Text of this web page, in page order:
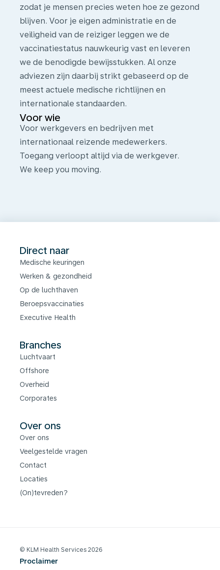
zodat je mensen precies weten hoe ze gezond
blijven. Voor je eigen administratie en de
veiligheid van de reiziger leggen we de
vaccinatiestatus nauwkeurig vast en leveren
we de benodigde bewijsstukken. Al onze
adviezen zijn daarbij strikt gebaseerd op de
meest actuele medische richtlijnen en
internationale standaarden.
Voor wie
Voor werkgevers en bedrijven met
internationaal reizende medewerkers.
Toegang verloopt altijd via de werkgever.
We keep you moving.
Direct naar
Medische keuringen
Werken & gezondheid
Op de luchthaven
Beroepsvaccinaties
Executive Health
Branches
Luchtvaart
Offshore
Overheid
Corporates
Over ons
Over ons
Veelgestelde vragen
Contact
Locaties
(On)tevreden?
© KLM Health Services 2026
Proclaimer